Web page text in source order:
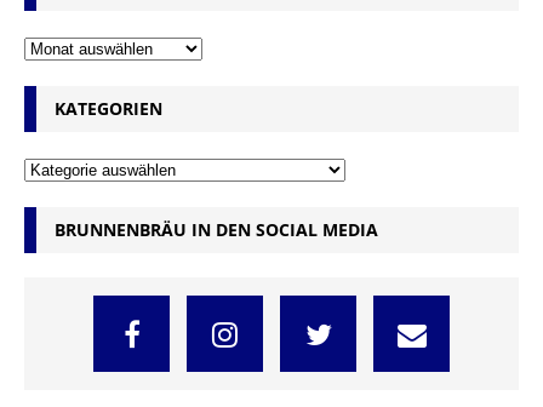
KATEGORIEN
BRUNNENBRÄU IN DEN SOCIAL MEDIA